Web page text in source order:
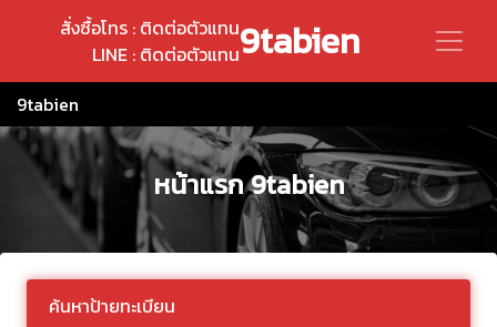
9tabien
สั่งซื้อโทร : ติดต่อตัวแทน
LINE : ติดต่อตัวแทน
9tabien
หน้าแรก 9tabien
ค้นหาป้ายทะเบียน